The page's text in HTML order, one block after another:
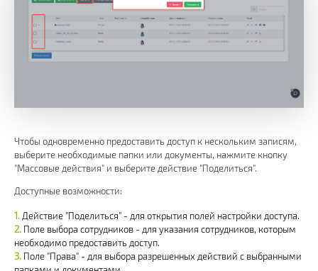
Чтобы одновременно предоставить доступ к нескольким записям,
выберите необходимые папки или документы, нажмите кнопку
"Массовые действия" и выберите действие "Поделиться".
Доступные возможности:
Действие "Поделиться" - для открытия полей настройки доступа.
Поле выбора сотрудников - для указания сотрудников, которым
необходимо предоставить доступ.
Поле "Права" - для выбора разрешенных действий с выбранными